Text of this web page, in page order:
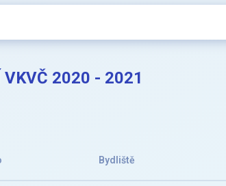
2020 - 2021
Bydliště